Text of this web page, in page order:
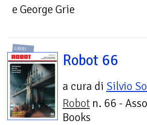
e George Grie
LIBRI
Robot 66
a cura di Silvio
Robot n. 66 -
Books